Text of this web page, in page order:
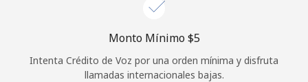
Continuar con
Monto Mínimo ⁦$5⁩
Intenta Crédito de Voz por una orden mínima y disfruta
llamadas internacionales bajas.